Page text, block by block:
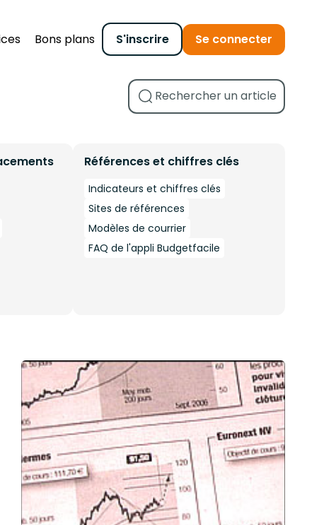
Bons plans S'inscrire Se connecter
Références et chiffres clés
Indicateurs et chiffres clés
Sites de références
Modèles de courrier
FAQ de l'appli Budgetfacile